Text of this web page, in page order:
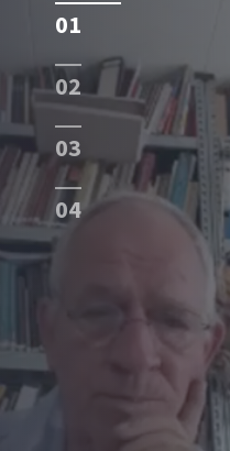
01
02
03
04